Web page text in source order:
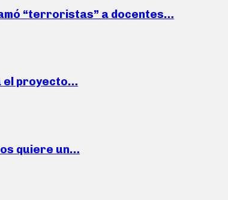
“terroristas” a docentes…
el proyecto…
quiere un…